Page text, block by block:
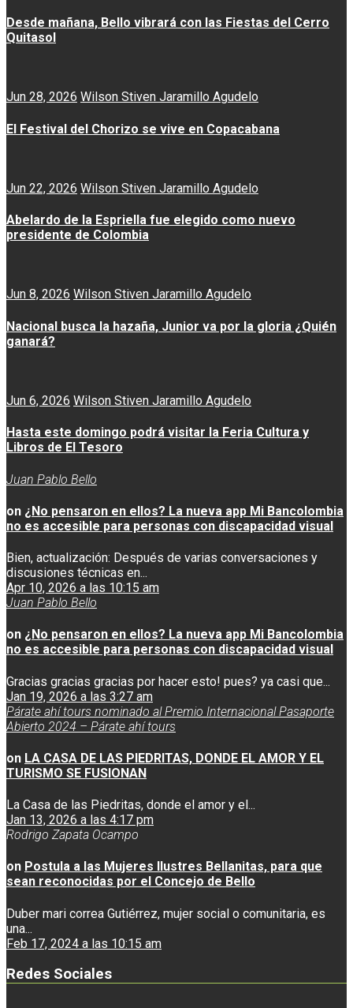
Desde mañana, Bello vibrará con las Fiestas del Cerro
Quitasol
Jun 28, 2026 Wilson Stiven Jaramillo Agudelo
El Festival del Chorizo se vive en Copacabana
Jun 22, 2026 Wilson Stiven Jaramillo Agudelo
Abelardo de la Espriella fue elegido como nuevo
presidente de Colombia
Jun 8, 2026 Wilson Stiven Jaramillo Agudelo
Nacional busca la hazaña, Junior va por la gloria ¿Quién
ganará?
Jun 6, 2026 Wilson Stiven Jaramillo Agudelo
Hasta este domingo podrá visitar la Feria Cultura y
Libros de El Tesoro
Juan Pablo Bello
on ¿No pensaron en ellos? La nueva app Mi Bancolombia
no es accesible para personas con discapacidad visual
Bien, actualización: Después de varias conversaciones y
discusiones técnicas en...
Apr 10, 2026 a las 10:15 am
Juan Pablo Bello
on ¿No pensaron en ellos? La nueva app Mi Bancolombia
no es accesible para personas con discapacidad visual
Gracias gracias gracias por hacer esto! pues? ya casi que...
Jan 19, 2026 a las 3:27 am
Párate ahí tours nominado al Premio Internacional Pasaporte
Abierto 2024 – Párate ahí tours
on LA CASA DE LAS PIEDRITAS, DONDE EL AMOR Y EL
TURISMO SE FUSIONAN
La Casa de las Piedritas, donde el amor y el...
Jan 13, 2026 a las 4:17 pm
Rodrigo Zapata Ocampo
on Postula a las Mujeres Ilustres Bellanitas, para que
sean reconocidas por el Concejo de Bello
Duber mari correa Gutiérrez, mujer social o comunitaria, es
una...
Feb 17, 2024 a las 10:15 am
Redes Sociales